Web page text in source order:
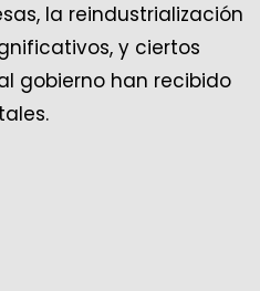
la reindustrialización
y ciertos
gobierno han recibido